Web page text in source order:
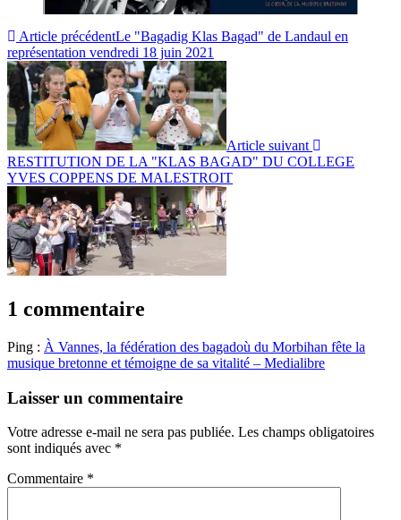
Article précédentLe "Bagadig Klas Bagad" de Landaul en
représentation vendredi 18 juin 2021
Article suivant
RESTITUTION DE LA "KLAS BAGAD" DU COLLEGE
YVES COPPENS DE MALESTROIT
1 commentaire
Ping : À Vannes, la fédération des bagadoù du Morbihan fête la
musique bretonne et témoigne de sa vitalité – Medialibre
Laisser un commentaire
Votre adresse e-mail ne sera pas publiée. Les champs obligatoires
sont indiqués avec *
Commentaire *